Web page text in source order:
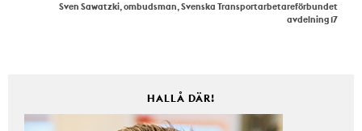
Sven Sawatzki, ombudsman, Svenska Transportarbetareförbundet
avdelning 17
HALLÅ DÄR!